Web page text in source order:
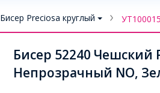
Бисер Preciosa круглый
Бисер 52240 Чешский
Непрозрачный NO,